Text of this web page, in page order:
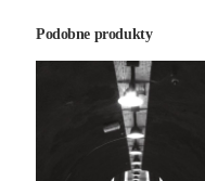
Podobne produkty